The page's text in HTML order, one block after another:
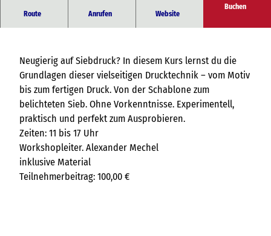
Route Anrufen Website
Buchen
Siebdruck für Einsteiger
Neugierig auf Siebdruck? In diesem Kurs lernst du die
Grundlagen dieser vielseitigen Drucktechnik – vom Motiv
bis zum fertigen Druck. Von der Schablone zum
belichteten Sieb. Ohne Vorkenntnisse. Experimentell,
praktisch und perfekt zum Ausprobieren.
Zeiten: 11 bis 17 Uhr
Workshopleiter. Alexander Mechel
inklusive Material
Teilnehmerbeitrag: 100,00 €